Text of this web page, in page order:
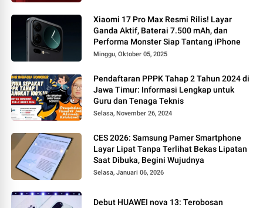
Xiaomi 17 Pro Max Resmi Rilis! Layar
Ganda Aktif, Baterai 7.500 mAh, dan
Performa Monster Siap Tantang iPhone
Minggu, Oktober 05, 2025
Pendaftaran PPPK Tahap 2 Tahun 2024 di
Jawa Timur: Informasi Lengkap untuk
Guru dan Tenaga Teknis
Selasa, November 26, 2024
CES 2026: Samsung Pamer Smartphone
Layar Lipat Tanpa Terlihat Bekas Lipatan
Saat Dibuka, Begini Wujudnya
Selasa, Januari 06, 2026
Debut HUAWEI nova 13: Terobosan